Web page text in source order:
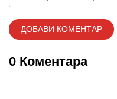
0 Коментара